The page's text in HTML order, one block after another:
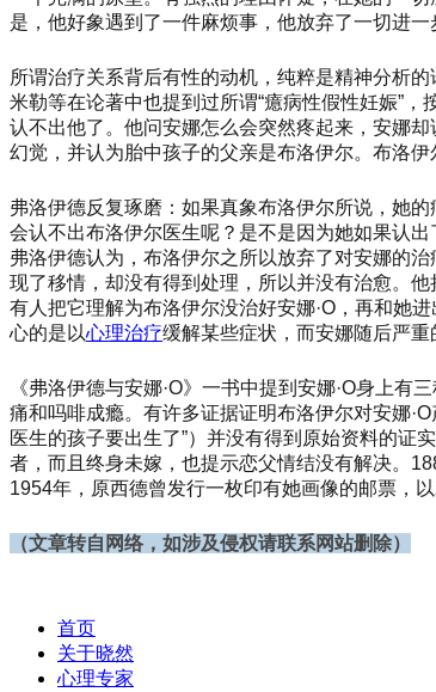
是，他好象遇到了一件麻烦事，他放弃了一切进一
所谓治疗关系背后有性的动机，纯粹是精神分析
米勒等在论著中也提到过所谓“癔病性假性妊娠”
认不出他了。他问安娜怎么会突然疼起来，安娜却
幻觉，并认为胎中孩子的父亲是布洛伊尔。布洛
弗洛伊德反复琢磨：如果真象布洛伊尔所说，她
会认不出布洛伊尔医生呢？是不是因为她如果认
弗洛伊德认为，布洛伊尔之所以放弃了对安娜的
现了移情，却没有得到处理，所以并没有治愈。他
有人把它理解为布洛伊尔没治好安娜·O，再和她
心的是以心理治疗缓解某些症状，而安娜随后严
《弗洛伊德与安娜·O》一书中提到安娜·O身上有
痛和吗啡成瘾。有许多证据证明布洛伊尔对安娜
医生的孩子要出生了”）并没有得到原始资料的证
者，而且终身未嫁，也提示恋父情结没有解决。
1954年，原西德曾发行一枚印有她画像的邮票，以
（文章转自网络， 如涉及侵权请联系网站删除）
首页
关于晓然
心理专家